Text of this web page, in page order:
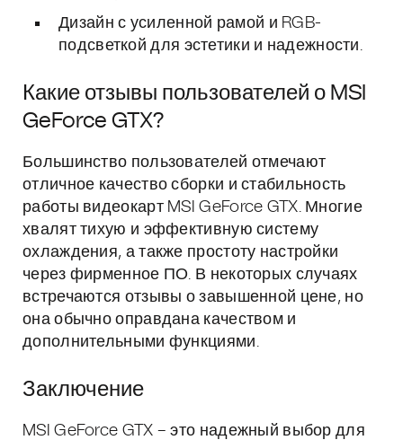
Дизайн с усиленной рамой и RGB-
подсветкой для эстетики и надежности.
Какие отзывы пользователей о MSI
GeForce GTX?
Большинство пользователей отмечают
отличное качество сборки и стабильность
работы видеокарт MSI GeForce GTX. Многие
хвалят тихую и эффективную систему
охлаждения, а также простоту настройки
через фирменное ПО. В некоторых случаях
встречаются отзывы о завышенной цене, но
она обычно оправдана качеством и
дополнительными функциями.
Заключение
MSI GeForce GTX – это надежный выбор для